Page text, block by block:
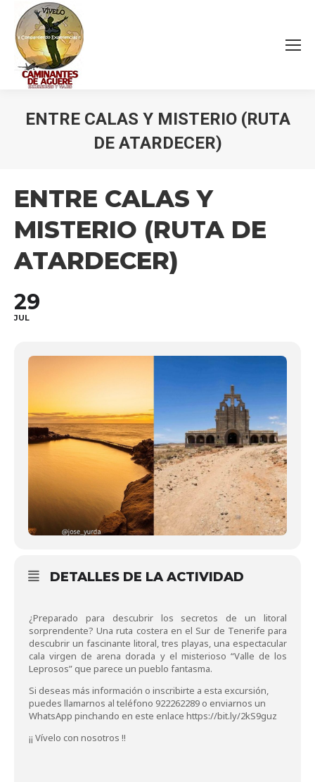
ENTRE CALAS Y MISTERIO (RUTA
DE ATARDECER)
ENTRE CALAS Y
MISTERIO (RUTA DE
ATARDECER)
29
JUL
DETALLES DE LA ACTIVIDAD
¿Preparado para descubrir los secretos de un litoral
sorprendente? Una ruta costera en el Sur de Tenerife para
descubrir un fascinante litoral, tres playas, una espectacular
cala virgen de arena dorada y el misterioso “Valle de los
Leprosos” que parece un pueblo fantasma.
Si deseas más información o inscribirte a esta excursión,
puedes llamarnos al teléfono 922262289 o enviarnos un
WhatsApp pinchando en este enlace https://bit.ly/2kS9guz
¡¡ Vívelo con nosotros !!